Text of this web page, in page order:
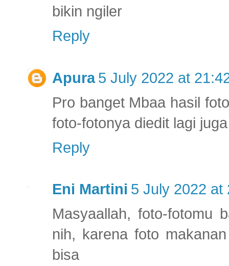
bikin ngiler
Reply
Apura 5 July 2022 at
Pro banget Mbaa hasil
foto-fotonya diedit lagi
Reply
Eni Martini 5 July 2022 at
Masyaallah, foto-fotomu
nih, karena foto
bisa